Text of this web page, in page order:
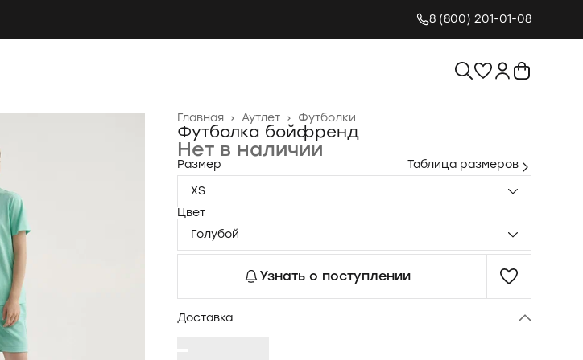
8 (800) 201-01-08
Футболки
Аутлет ›
Главная ›
Футболка бойфренд
Нет в наличии
Размер
Таблица размеров
XS
Цвет
Голубой
Узнать о поступлении
Доставка